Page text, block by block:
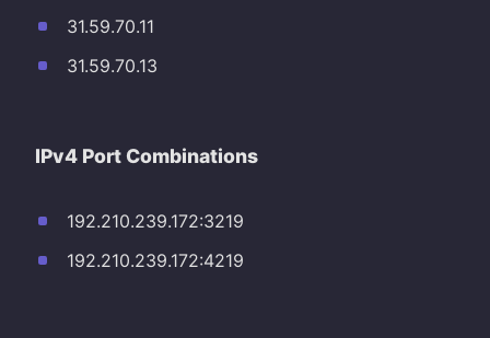
31.59.70.11
31.59.70.13
IPv4 Port Combinations
192.210.239.172:3219
192.210.239.172:4219